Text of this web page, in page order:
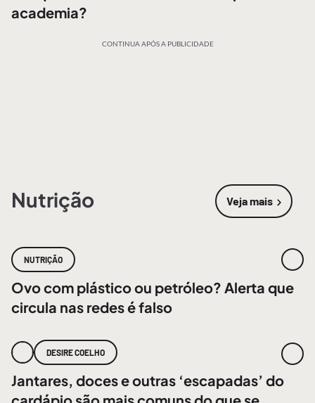
academia?
CONTINUA APÓS A PUBLICIDADE
Nutrição Veja mais
sobre
NUTRIÇÃO
Ovo com plástico ou petróleo? Alerta que
circula nas redes é falso
DESIRE COELHO
Jantares, doces e outras ‘escapadas’ do